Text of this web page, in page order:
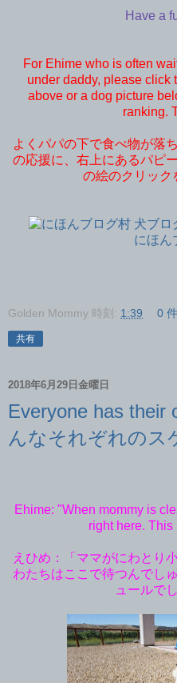
Have a
For Ehime who is often
under daddy, please click
above or a dog picture
ranking.
よくパパの下で食べ物が落
の応援に、右上にあるパピ
の絵のクリック
にほん
Golden Mommy 時刻: 1:39 0
共有
2018年6月29日金曜日
Everyone has their
んなそれぞれのス
Ehime: "When mommy is
right here.
えひめ：「ママがにわとり
わたちはここで待つんでし
ュールで